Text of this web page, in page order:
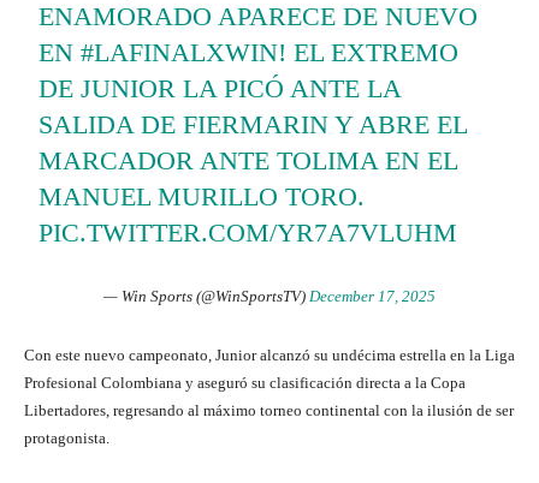
ENAMORADO APARECE DE NUEVO
EN#LAFINALXWIN! EL EXTREMO
DE JUNIOR LA PICÓ ANTE LA
SALIDA DE FIERMARIN Y ABRE EL
MARCADOR ANTE TOLIMA EN EL
MANUEL MURILLO TORO.
PIC.TWITTER.COM/YR7A7VLUHM
— Win Sports (@WinSportsTV) December 17, 2025
Con este nuevo campeonato, Junior alcanzó su undécima estrella en la Liga
Profesional Colombiana y aseguró su clasificación directa a la Copa
Libertadores, regresando al máximo torneo continental con la ilusión de ser
protagonista.